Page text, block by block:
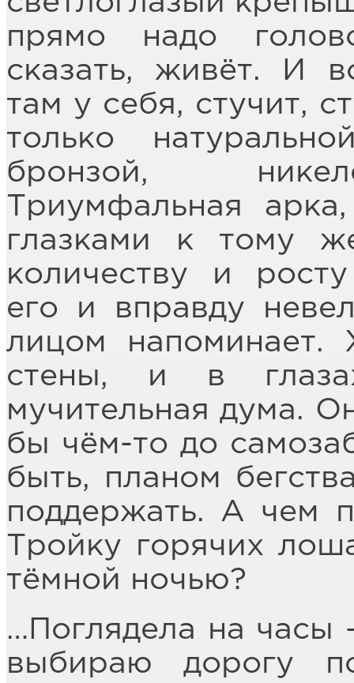
прямо надо
сказать, живёт. И
там у себя, стучит,
только
бронзой,
Триумфальная
глазками к тому
количеству и
его и вправду
лицом напоминает.
стены, и в
мучительная дума.
бы чём-то до
быть, планом
поддержать. А чем
Тройку горячих
тёмной ночью?
…Поглядела на часы
выбираю дорогу